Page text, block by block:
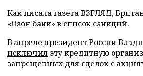
Как писала газета ВЗГЛЯД,
«Озон банк» в список санкций.
В апреле президент России
исключил эту кредитную
запрещенных для сделок с